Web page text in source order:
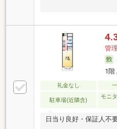
管
1階
礼金なし
駐車場(近隣含)
モニ
日当り良好・保証人不